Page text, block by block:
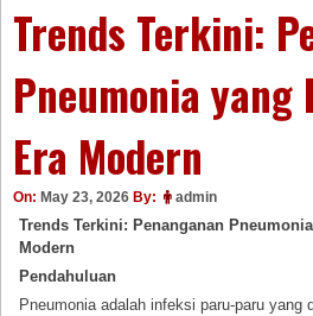
Trends Terkini:
Pneumonia
Era Modern
On: May 23, 2026 By: admin
Trends Terkini: Penanganan
Modern
Pendahuluan
Pneumonia adalah infeksi paru-paru yang